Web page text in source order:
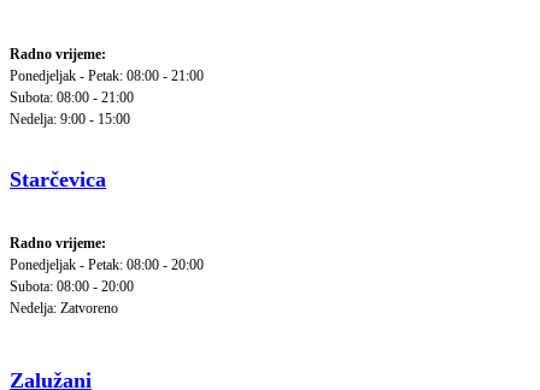
Radno vrijeme:
Ponedjeljak - Petak: 08:00 - 21:00
Subota: 08:00 - 21:00
Nedelja: 9:00 - 15:00
Starčevica
Radno vrijeme:
Ponedjeljak - Petak: 08:00 - 20:00
Subota: 08:00 - 20:00
Nedelja: Zatvoreno
Zalužani